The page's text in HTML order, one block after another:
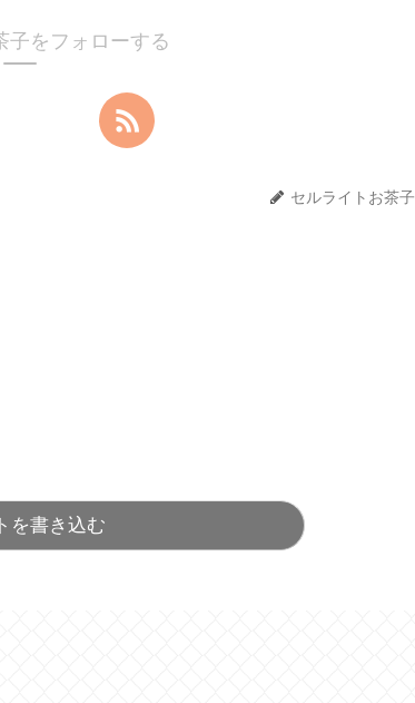
子をフォローする
セルライトお茶子
を書き込む